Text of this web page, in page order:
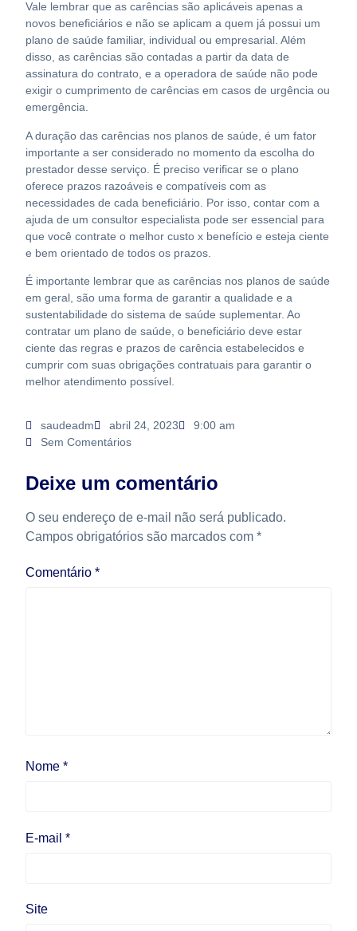
Vale lembrar que as carências são aplicáveis apenas a
novos beneficiários e não se aplicam a quem já possui um
plano de saúde familiar, individual ou empresarial. Além
disso, as carências são contadas a partir da data de
assinatura do contrato, e a operadora de saúde não pode
exigir o cumprimento de carências em casos de urgência ou
emergência.
A duração das carências nos planos de saúde, é um fator
importante a ser considerado no momento da escolha do
prestador desse serviço. É preciso verificar se o plano
oferece prazos razoáveis e compatíveis com as
necessidades de cada beneficiário. Por isso, contar com a
ajuda de um consultor especialista pode ser essencial para
que você contrate o melhor custo x benefício e esteja ciente
e bem orientado de todos os prazos.
É importante lembrar que as carências nos planos de saúde
em geral, são uma forma de garantir a qualidade e a
sustentabilidade do sistema de saúde suplementar. Ao
contratar um plano de saúde, o beneficiário deve estar
ciente das regras e prazos de carência estabelecidos e
cumprir com suas obrigações contratuais para garantir o
melhor atendimento possível.
saudeadm abril 24, 2023
9:00 am
Sem Comentários
Deixe um comentário
O seu endereço de e-mail não será publicado.
Campos obrigatórios são marcados com *
Comentário *
Nome *
E-mail *
Site